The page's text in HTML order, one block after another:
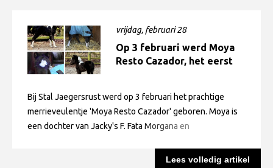
vrijdag, februari 28
Op 3 februari werd Moya
Resto Cazador, het eerst
geboren.
Bij Stal Jaegersrust werd op 3 februari het prachtige
merrieveulentje 'Moya Resto Cazador' geboren. Moya is
een dochter van Jacky's F. Fata Morgana en
2025 officieel geopend! Proficiat aan de trotse fokker en
Lees volledig artikel